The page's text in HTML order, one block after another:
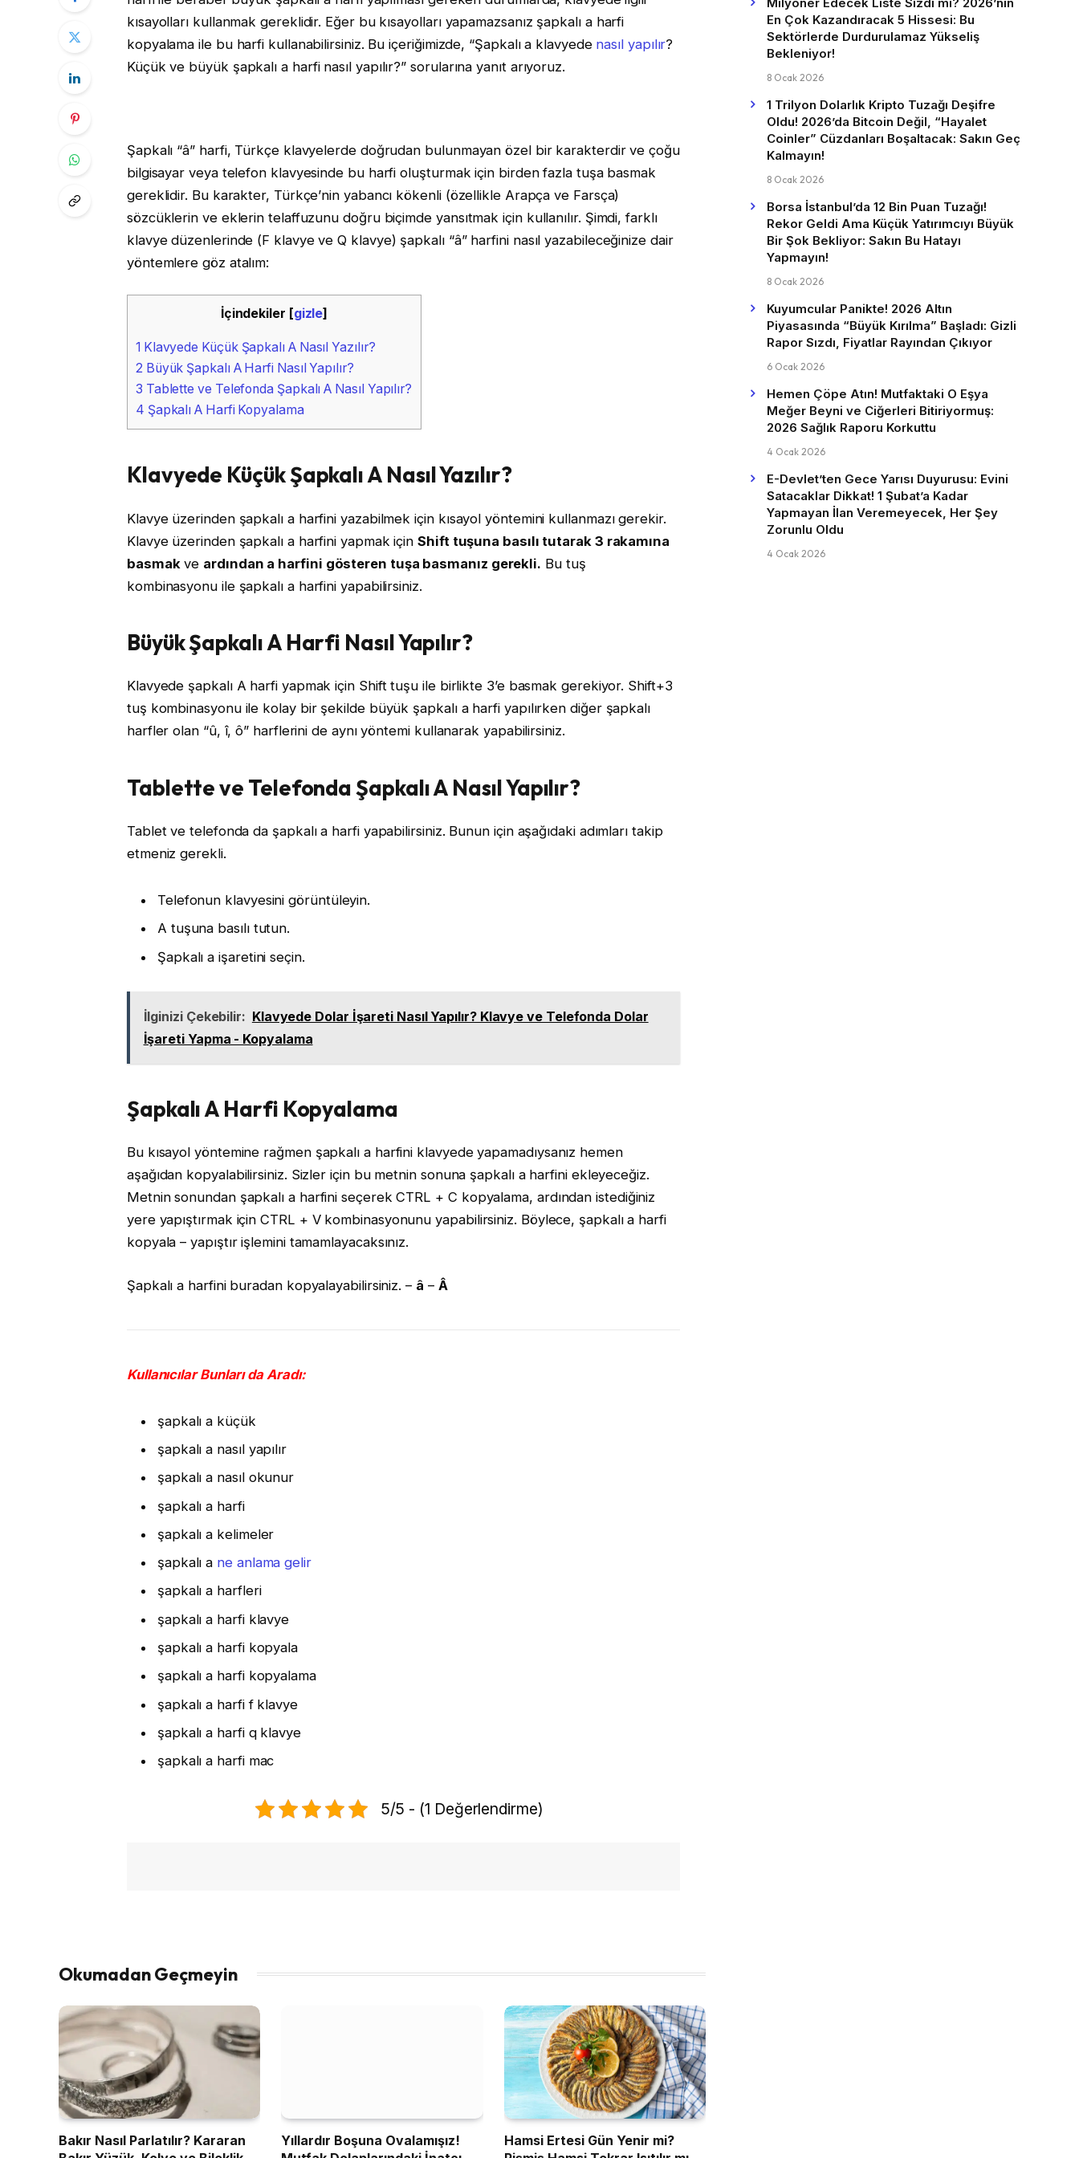
kısayolları kullanmak gereklidir. Eğer bu kısayolları yapamazsanız şapkalı a harfi
kopyalama ile bu harfi kullanabilirsiniz. Bu içeriğimizde, “Şapkalı a klavyede nasıl yapılır?
Küçük ve büyük şapkalı a harfi nasıl yapılır?” sorularına yanıt arıyoruz.
Şapkalı “â” harfi, Türkçe klavyelerde doğrudan bulunmayan özel bir karakterdir ve çoğu
bilgisayar veya telefon klavyesinde bu harfi oluşturmak için birden fazla tuşa basmak
gereklidir. Bu karakter, Türkçe’nin yabancı kökenli (özellikle Arapça ve Farsça)
sözcüklerin ve eklerin telaffuzunu doğru biçimde yansıtmak için kullanılır. Şimdi, farklı
klavye düzenlerinde (F klavye ve Q klavye) şapkalı “â” harfini nasıl yazabileceğinize dair
yöntemlere göz atalım:
İçindekiler [gizle]
1 Klavyede Küçük Şapkalı A Nasıl Yazılır?
2 Büyük Şapkalı A Harfi Nasıl Yapılır?
3 Tablette ve Telefonda Şapkalı A Nasıl Yapılır?
4 Şapkalı A Harfi Kopyalama
Klavyede Küçük Şapkalı A Nasıl Yazılır?
Klavye üzerinden şapkalı a harfini yazabilmek için kısayol yöntemini kullanmazı gerekir.
Klavye üzerinden şapkalı a harfini yapmak içinShift tuşuna basılı tutarak 3 rakamına
basmak ve ardından a harfini gösteren tuşa basmanız gerekli. Bu tuş
kombinasyonu ile şapkalı a harfini yapabilirsiniz.
Büyük Şapkalı A Harfi Nasıl Yapılır?
Klavyede şapkalı A harfi yapmak için Shift tuşu ile birlikte 3’e basmak gerekiyor. Shift+3
tuş kombinasyonu ile kolay bir şekilde büyük şapkalı a harfi yapılırken diğer şapkalı
harfler olan “û, î, ô” harflerini de aynı yöntemi kullanarak yapabilirsiniz.
Tablette ve Telefonda Şapkalı A Nasıl Yapılır?
Tablet ve telefonda da şapkalı a harfi yapabilirsiniz. Bunun için aşağıdaki adımları takip
etmeniz gerekli.
Telefonun klavyesini görüntüleyin.
A tuşuna basılı tutun.
Şapkalı a işaretini seçin.
İlginizi Çekebilir: Klavyede Dolar İşareti Nasıl Yapılır? Klavye ve Telefonda Dolar
İşareti Yapma - Kopyalama
Şapkalı A Harfi Kopyalama
Bu kısayol yöntemine rağmen şapkalı a harfini klavyede yapamadıysanız hemen
aşağıdan kopyalabilirsiniz. Sizler için bu metnin sonuna şapkalı a harfini ekleyeceğiz.
Metnin sonundan şapkalı a harfini seçerek CTRL + C kopyalama, ardından istediğiniz
yere yapıştırmak için CTRL + V kombinasyonunu yapabilirsiniz. Böylece, şapkalı a harfi
kopyala – yapıştır işlemini tamamlayacaksınız.
Şapkalı a harfini buradan kopyalayabilirsiniz. – â – Â
Kullanıcılar Bunları da Aradı:
şapkalı a küçük
şapkalı a nasıl yapılır
şapkalı a nasıl okunur
şapkalı a harfi
şapkalı a kelimeler
şapkalı a ne anlama gelir
şapkalı a harfleri
şapkalı a harfi klavye
şapkalı a harfi kopyala
şapkalı a harfi kopyalama
şapkalı a harfi f klavye
şapkalı a harfi q klavye
şapkalı a harfi mac
5/5 - (1 Değerlendirme)
Okumadan Geçmeyin
Bakır Nasıl Parlatılır? Kararan
Yıllardır Boşuna Ovalamışız!
Hamsi Ertesi Gün Yenir mi?
En Çok Kazandıracak 5 Hissesi: Bu
Sektörlerde Durdurulamaz Yükseliş
Bekleniyor!
8 Ocak 2026
1 Trilyon Dolarlık Kripto Tuzağı Deşifre
Oldu! 2026’da Bitcoin Değil, “Hayalet
Coinler” Cüzdanları Boşaltacak: Sakın Geç
Kalmayın!
8 Ocak 2026
Borsa İstanbul’da 12 Bin Puan Tuzağı!
Rekor Geldi Ama Küçük Yatırımcıyı Büyük
Bir Şok Bekliyor: Sakın Bu Hatayı
Yapmayın!
8 Ocak 2026
Kuyumcular Panikte! 2026 Altın
Piyasasında “Büyük Kırılma” Başladı: Gizli
Rapor Sızdı, Fiyatlar Rayından Çıkıyor
6 Ocak 2026
Hemen Çöpe Atın! Mutfaktaki O Eşya
Meğer Beyni ve Ciğerleri Bitiriyormuş:
2026 Sağlık Raporu Korkuttu
4 Ocak 2026
E-Devlet’ten Gece Yarısı Duyurusu: Evini
Satacaklar Dikkat! 1 Şubat’a Kadar
Yapmayan İlan Veremeyecek, Her Şey
Zorunlu Oldu
4 Ocak 2026